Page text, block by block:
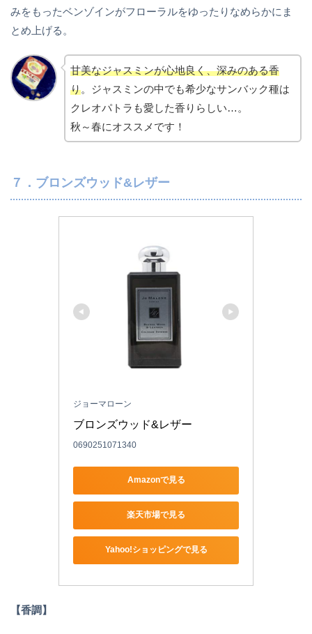
みをもったベンゾインがフローラルをゆったりなめらかにま
とめ上げる。
甘美なジャスミンが心地良く、深みのある香
り。ジャスミンの中でも希少なサンバック種は
クレオパトラも愛した香りらしい…。
秋～春にオススメです！
７．ブロンズウッド&レザー
ジョーマローン
ブロンズウッド&レザー
0690251071340
Amazonで見る
楽天市場で見る
Yahoo!ショッピングで見る
【香調】